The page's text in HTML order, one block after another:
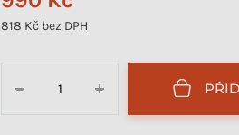
818 Kč bez DPH
+
−